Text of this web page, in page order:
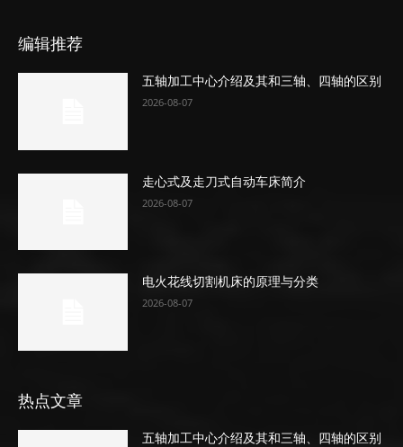
编辑推荐
五轴加工中心介绍及其和三轴、四轴的区别
2026-08-07
走心式及走刀式自动车床简介
2026-08-07
电火花线切割机床的原理与分类
2026-08-07
热点文章
五轴加工中心介绍及其和三轴、四轴的区别